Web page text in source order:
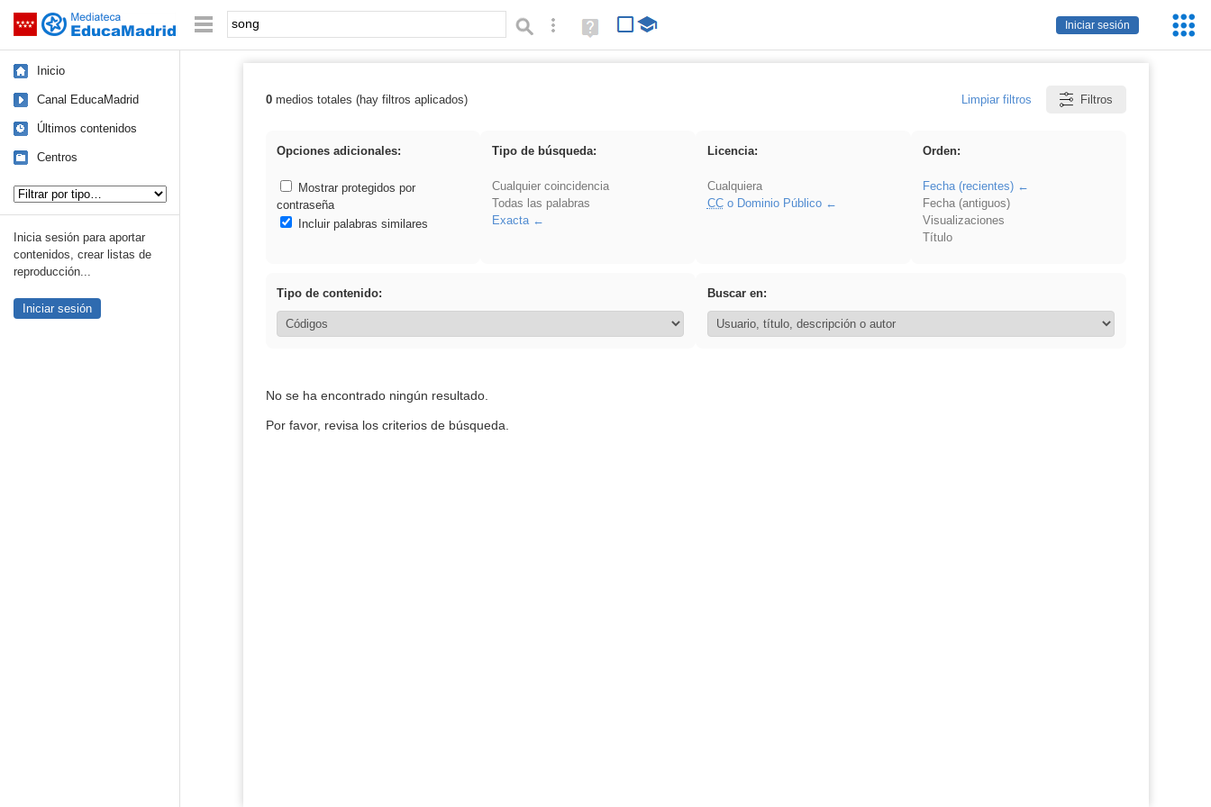
Saltar navegación
Iniciar sesión
Palabra o frase: Búsqueda avanzada
Ayuda
(en
Inicio
Canal EducaMadrid
Últimos contenidos
Centros
Inicia sesión para aportar
contenidos, crear listas de
reproducción...
Iniciar sesión
Resultados de: song
0medios totales (hay filtros aplicados) Limpiar filtros Filtros
Opciones adicionales:
Mostrar protegidos por
contraseña
Incluir palabras similares
Tipo de búsqueda:
Cualquier coincidencia
Todas las palabras
Exacta
Licencia:
Cualquiera
CCo Dominio Público
Orden:
Fecha (recientes)
Fecha (antiguos)
Visualizaciones
Título
Tipo de contenido: Buscar en:
No se ha encontrado ningún resultado.
Por favor, revisa los criterios de búsqueda.